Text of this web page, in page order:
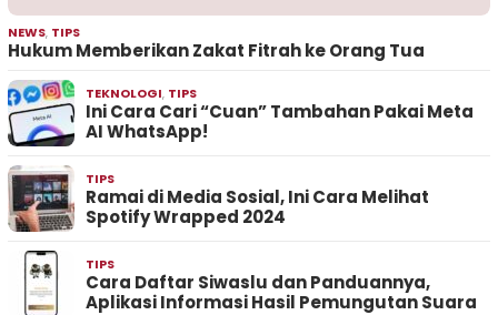
NEWS, TIPS
Hukum Memberikan Zakat Fitrah ke Orang Tua
TEKNOLOGI, TIPS
Ini Cara Cari “Cuan” Tambahan Pakai Meta
AI WhatsApp!
TIPS
Ramai di Media Sosial, Ini Cara Melihat
Spotify Wrapped 2024
TIPS
Cara Daftar Siwaslu dan Panduannya,
Aplikasi Informasi Hasil Pemungutan Suara